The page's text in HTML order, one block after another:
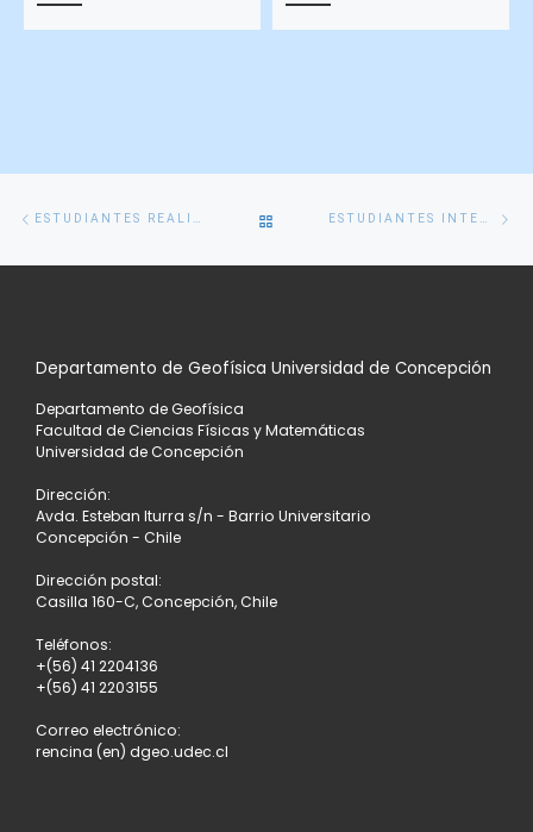
Navegación
de
entradas
Entrada
ESTUDIANTES REALIZAN MEDICIONES GEOFÍSICAS EN TERRENO EN ZONA DE FALLAS Y VOLCANES VOLVER
A
LISTA
ESTUDIANTES INTENTAN MEDIR UN «RÍO ATMOSFÉRICO» EN SU CAMPAÑA DE TERRENO
Departamento de Geofísica Universidad de Concepción
Departamento de Geofísica
Facultad de Ciencias Físicas y Matemáticas
Universidad de Concepción
Dirección:
Avda. Esteban Iturra s/n - Barrio Universitario
Concepción - Chile
Dirección postal:
Casilla 160-C, Concepción, Chile
Teléfonos:
+(56) 41 2204136
+(56) 41 2203155
Correo electrónico:
rencina (en) dgeo.udec.cl